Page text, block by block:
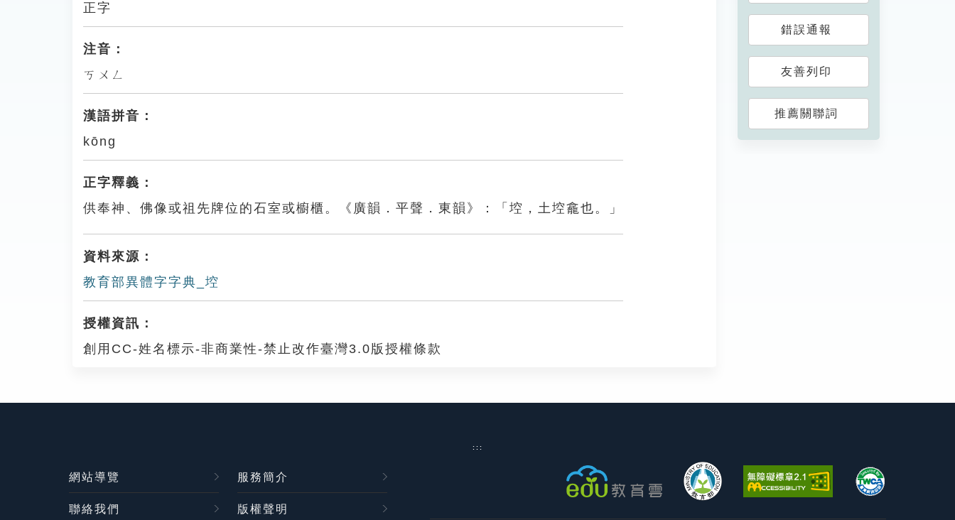
正字
注音：
ㄎㄨㄥ
漢語拼音：
kōng
正字釋義：
供奉神、佛像或祖先牌位的石室或櫥櫃。《廣韻．平聲．東韻》：「埪，土埪龕也。」
資料來源：
教育部異體字字典_埪
授權資訊：
創用CC-姓名標示-非商業性-禁止改作臺灣3.0版授權條款
錯誤通報
友善列印
推薦關聯詞
:::
網站導覽 服務簡介
聯絡我們 版權聲明